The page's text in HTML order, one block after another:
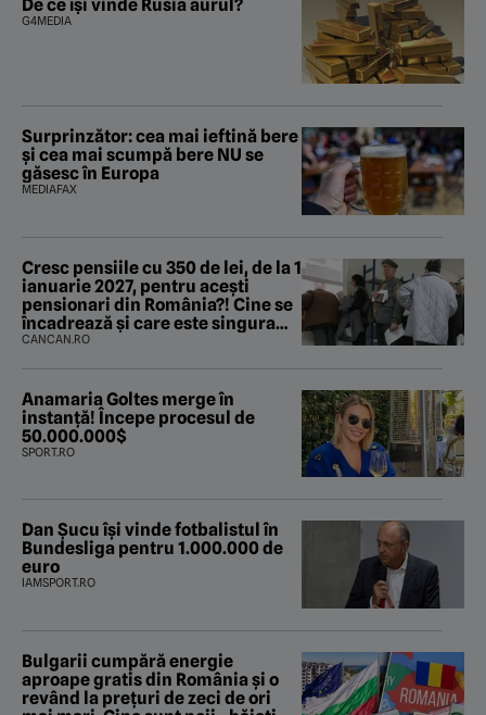
De ce își vinde Rusia aurul?
G4MEDIA
Surprinzător: cea mai ieftină bere
și cea mai scumpă bere NU se
găsesc în Europa
MEDIAFAX
Cresc pensiile cu 350 de lei, de la 1
ianuarie 2027, pentru acești
pensionari din România?! Cine se
încadrează și care este singura
condiție
CANCAN.RO
Anamaria Goltes merge în
instanță! Începe procesul de
50.000.000$
SPORT.RO
Dan Șucu își vinde fotbalistul în
Bundesliga pentru 1.000.000 de
euro
IAMSPORT.RO
Bulgarii cumpără energie
aproape gratis din România și o
revând la prețuri de zeci de ori